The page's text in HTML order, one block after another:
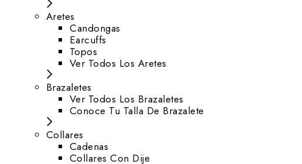
Aretes
⁠Candongas
Earcuffs
Topos
Ver Todos Los Aretes
Brazaletes
Ver Todos Los Brazaletes
Conoce Tu Talla De Brazalete
Collares
Cadenas
Collares Con Dije